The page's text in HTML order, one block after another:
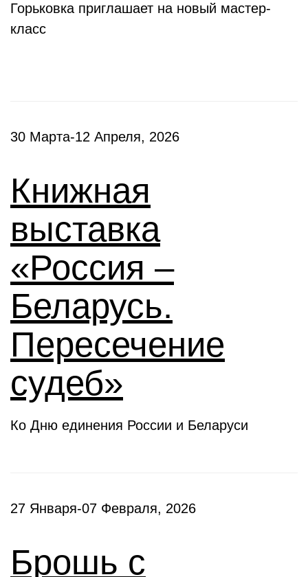
Горьковка приглашает на новый мастер-
класс
30 Марта-12 Апреля, 2026
Книжная
выставка
«Россия –
Беларусь.
Пересечение
судеб»
Ко Дню единения России и Беларуси
27 Января-07 Февраля, 2026
Брошь с